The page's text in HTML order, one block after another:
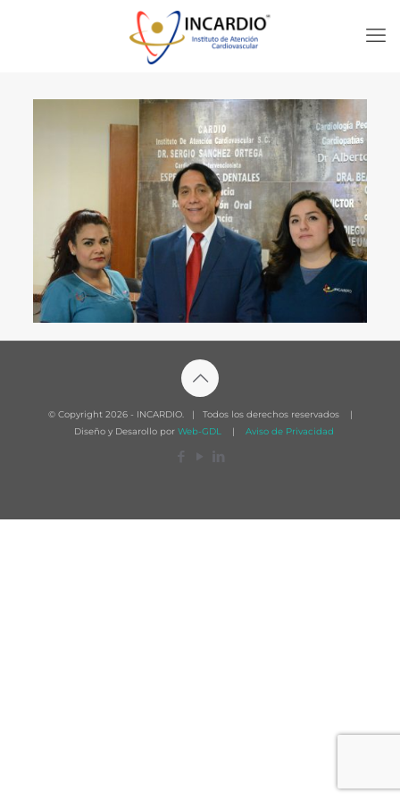
© Copyright 2026 - INCARDIO. | Todos los derechos reservados |
Diseño y Desarollo por Web-GDL | Aviso de Privacidad